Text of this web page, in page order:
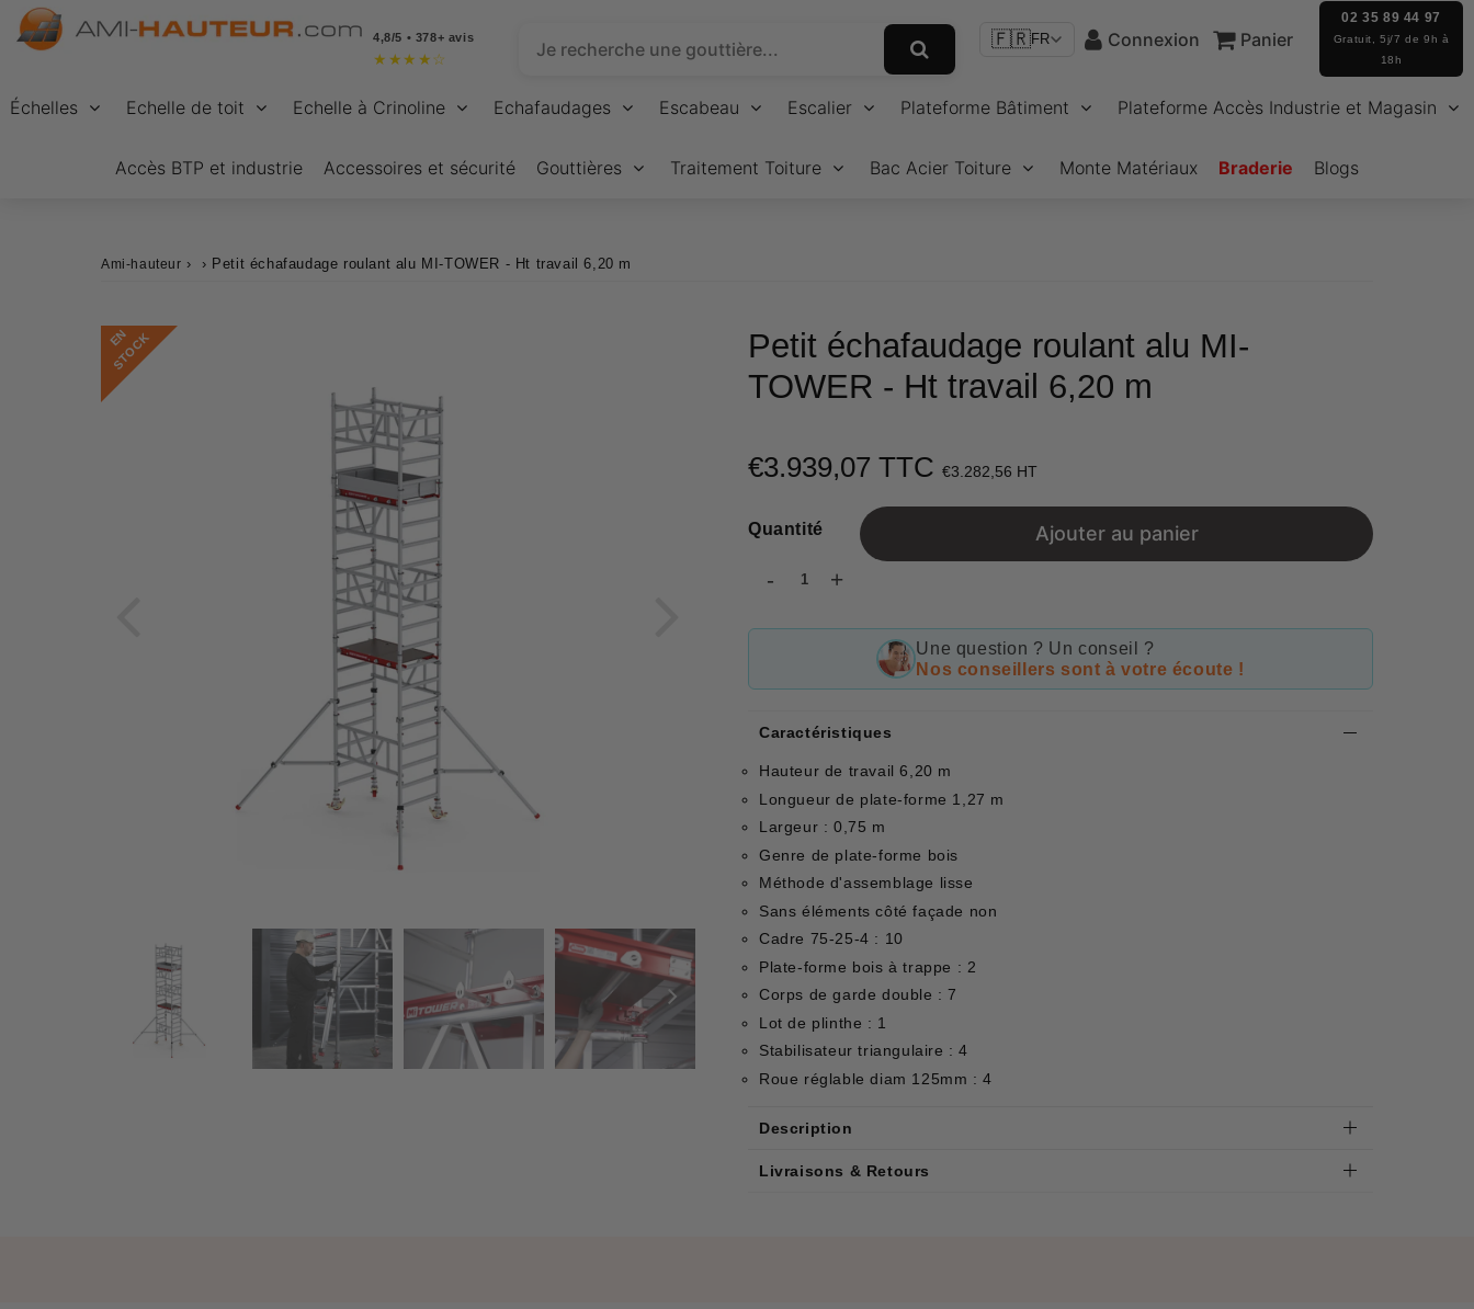
4,8/5 • 378+ avis
★ ★ ★ ★ ☆
🇫🇷FR Connexion Panier
02 35 89 44 97
Gratuit, 5j/7 de 9h à
18h
Échelles Echelle de toit Echelle à Crinoline Echafaudages Escabeau Escalier Plateforme Bâtiment Plateforme Accès Industrie et Magasin
Accès BTP et industrie Accessoires et sécurité Gouttières Traitement Toiture Bac Acier Toiture Monte Matériaux Braderie Blogs
Ami-hauteur › › Petit échafaudage roulant alu MI-TOWER - Ht travail 6,20 m
E
N
S
T
O
C
K
Petit échafaudage roulant alu MI-
TOWER - Ht travail 6,20 m
€3.939,07 TTC €3.282,56 HT
Quantité
- +
Ajouter au panier
Une question ? Un conseil ?
Nos conseillers sont à votre écoute !
Caractéristiques
Hauteur de travail 6,20 m
Longueur de plate-forme 1,27 m
Largeur : 0,75 m
Genre de plate-forme bois
Méthode d'assemblage lisse
Sans éléments côté façade non
Cadre 75-25-4 : 10
Plate-forme bois à trappe : 2
Corps de garde double : 7
Lot de plinthe : 1
Stabilisateur triangulaire : 4
Roue réglable diam 125mm : 4
Description
Livraisons & Retours